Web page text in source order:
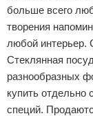
больше всего
творения
любой интерьер.
Стеклянная
разнообразных
купить отдельно
специй.